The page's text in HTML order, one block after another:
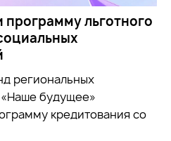
программу льготного
региональных
будущее»
кредитования со